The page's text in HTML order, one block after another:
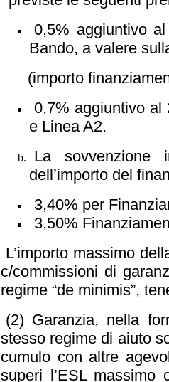
0,5% aggiuntivo
Bando, a valere
(importo
0,7% aggiuntivo al
e Linea A2.
La sovvenzione
dell’importo del
3,40% per
3,50%
L’importo massimo
c/commissioni di
regime “de minimis”,
(2) Garanzia, nella
stesso regime di aiuto
cumulo con altre
superi l’ESL massimo